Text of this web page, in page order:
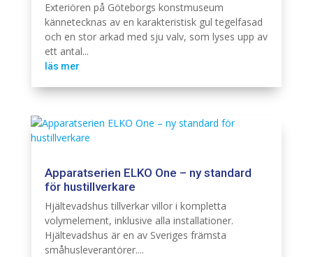
Exteriören på Göteborgs konstmuseum
kännetecknas av en karakteristisk gul tegelfasad
och en stor arkad med sju valv, som lyses upp av
ett antal...
läs mer
Apparatserien ELKO One – ny standard
för hustillverkare
Hjältevadshus tillverkar villor i kompletta
volymelement, inklusive alla installationer.
Hjältevadshus är en av Sveriges främsta
småhusleverantörer....